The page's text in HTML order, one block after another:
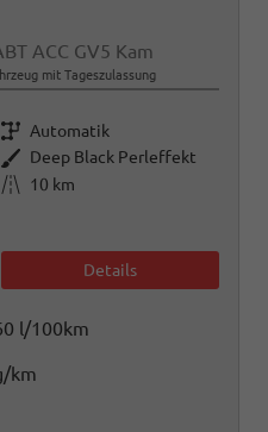
ACC GV5 Kam
mit Tageszulassung
Getriebe Automatik
Außenfarbe Deep Black Perleffekt
Kilometerstand
10 km
Details
l/100km
km